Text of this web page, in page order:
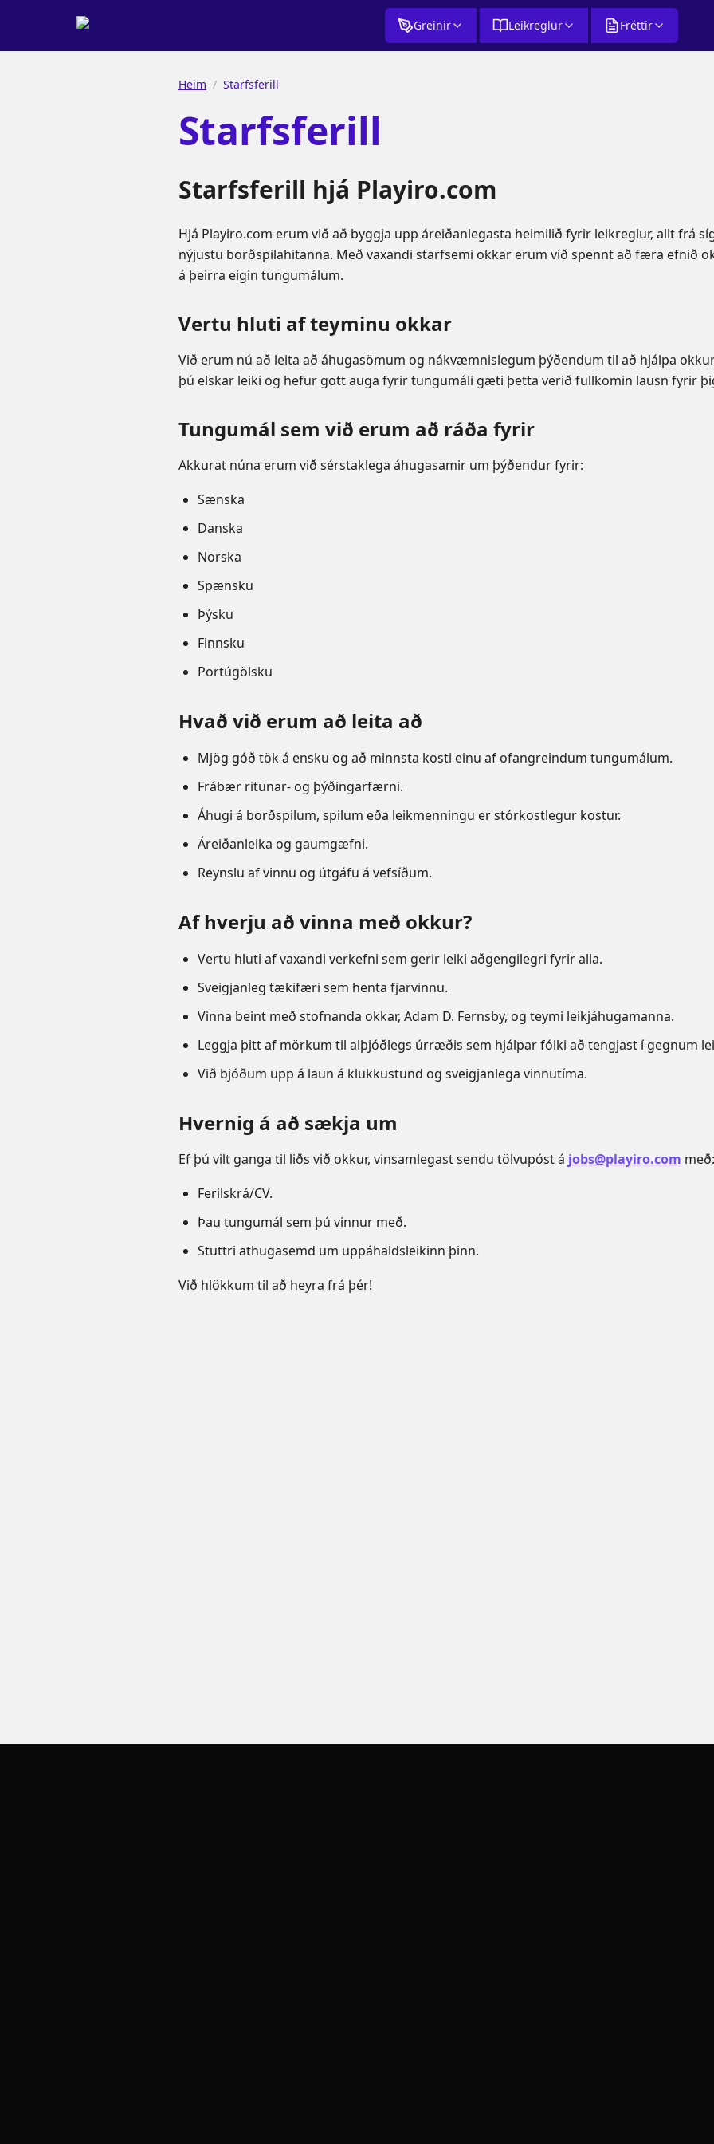
Greinir Leikreglur Fréttir
Heim / Starfsferill
Starfsferill
Starfsferill hjá Playiro.com
Hjá Playiro.com erum við að byggja upp áreiðanlegasta heimilið fyrir leikreglur, allt frá
nýjustu borðspilahitanna. Með vaxandi starfsemi okkar erum við spennt að færa efnið
á þeirra eigin tungumálum.
Vertu hluti af teyminu okkar
Við erum nú að leita að áhugasömum og nákvæmnislegum þýðendum til að hjálpa
þú elskar leiki og hefur gott auga fyrir tungumáli gæti þetta verið fullkomin lausn fyrir
Tungumál sem við erum að ráða fyrir
Akkurat núna erum við sérstaklega áhugasamir um þýðendur fyrir:
Sænska
Danska
Norska
Spænsku
Þýsku
Finnsku
Portúgölsku
Hvað við erum að leita að
Mjög góð tök á ensku og að minnsta kosti einu af ofangreindum tungumálum.
Frábær ritunar- og þýðingarfærni.
Áhugi á borðspilum, spilum eða leikmenningu er stórkostlegur kostur.
Áreiðanleika og gaumgæfni.
Reynslu af vinnu og útgáfu á vefsíðum.
Af hverju að vinna með okkur?
Vertu hluti af vaxandi verkefni sem gerir leiki aðgengilegri fyrir alla.
Sveigjanleg tækifæri sem henta fjarvinnu.
Vinna beint með stofnanda okkar, Adam D. Fernsby, og teymi leikjáhugamanna.
Leggja þitt af mörkum til alþjóðlegs úrræðis sem hjálpar fólki að tengjast í gegnum
Við bjóðum upp á laun á klukkustund og sveigjanlega vinnutíma.
Hvernig á að sækja um
Ef þú vilt ganga til liðs við okkur, vinsamlegast sendu tölvupóst á jobs@playiro.com með:
Ferilskrá/CV.
Þau tungumál sem þú vinnur með.
Stuttri athugasemd um uppáhaldsleikinn þinn.
Við hlökkum til að heyra frá þér!